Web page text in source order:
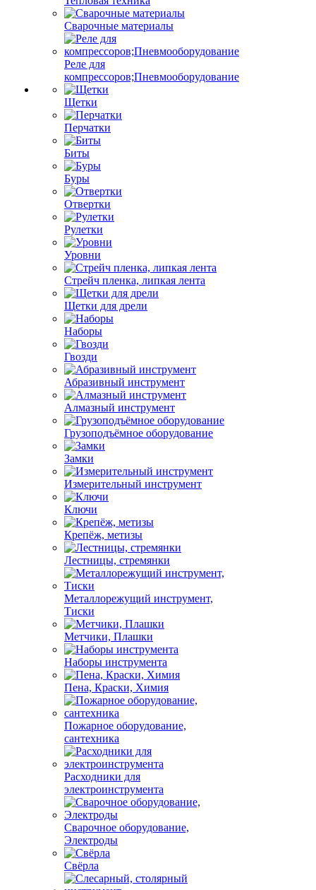
Сварочные материалы
Реле для
компрессоров;Пневмооборудование
Щетки
Перчатки
Биты
Буры
Отвертки
Рулетки
Уровни
Стрейч пленка, липкая лента
Щетки для дрели
Наборы
Гвозди
Абразивный инструмент
Алмазный инструмент
Грузоподъёмное оборудование
Замки
Измерительный инструмент
Ключи
Крепёж, метизы
Лестницы, стремянки
Металлорежущий инструмент,
Тиски
Метчики, Плашки
Наборы инструмента
Пена, Краски, Химия
Пожарное оборудование,
сантехника
Расходники для
электроинструмента
Сварочное оборудование,
Электроды
Свёрла